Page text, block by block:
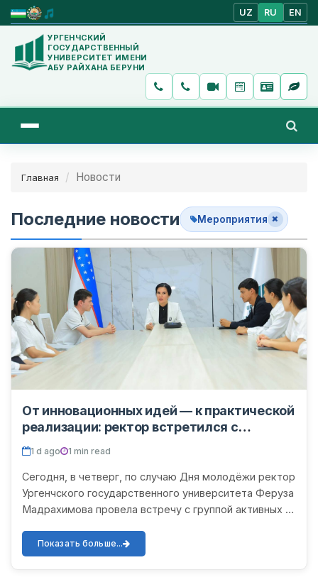
UZ RU EN
УРГЕНЧСКИЙ
ГОСУДАРСТВЕННЫЙ
УНИВЕРСИТЕТ ИМЕНИ
АБУ РАЙХАНА БЕРУНИ
Главная Новости
Последние новости Мероприятия
От инновационных идей — к практической
реализации: ректор встретился с
молодёжью
1 d ago 1 min read
Сегодня, в четверг, по случаю Дня молодёжи ректор
Ургенчского государственного университета Феруза
Мадрахимова провела встречу с группой активных и
встречи...
Показать больше...